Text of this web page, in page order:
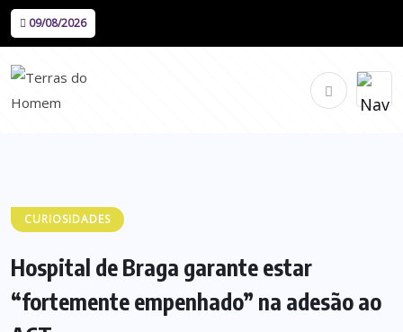
09/08/2026
CURIOSIDADES
Hospital de Braga garante estar
“fortemente empenhado” na adesão ao